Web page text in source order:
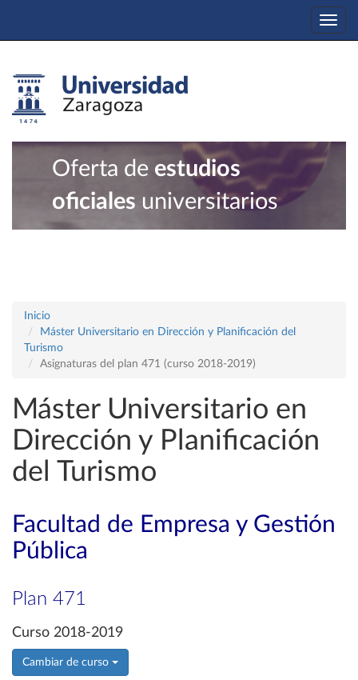
Oferta de estudios
oficiales universitarios
Inicio
Máster Universitario en Dirección y Planificación del
Turismo
Asignaturas del plan 471 (curso 2018-2019)
Máster Universitario en
Dirección y Planificación
del Turismo
Facultad de Empresa y Gestión
Pública
Plan 471
Curso 2018-2019
Cambiar de curso